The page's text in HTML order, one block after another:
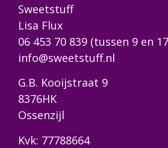
Sweetstuff
Lisa Flux
06 453 70 839 (tussen 9 en
info@sweetstuff.nl
G.B. Kooijstraat 9
8376HK
Ossenzijl
Kvk: 77788664